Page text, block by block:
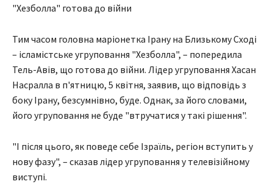
"Хезболла" готова до війни
Тим часом головна маріонетка Ірану на Близькому Сході
– ісламістське угруповання "Хезболла", – попередила
Тель-Авів, що готова до війни. Лідер угруповання Хасан
Насралла в п'ятницю, 5 квітня, заявив, що відповідь з
боку Ірану, безсумнівно, буде. Однак, за його словами,
його угруповання не буде "втручатися у такі рішення".
"І після цього, як поведе себе Ізраїль, регіон вступить у
нову фазу", – сказав лідер угруповання у телевізійному
виступі.